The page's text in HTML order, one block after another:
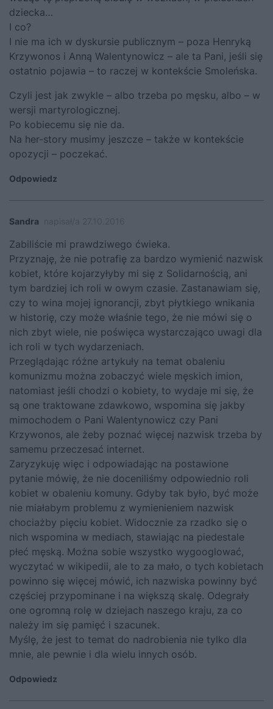
dziecka…
I co?
I nie ma ich w dyskursie publicznym – poza Henryką
Krzywonos i Anną Walentynowicz – ale ta Pani, jeśli się
ostatnio pojawia – to raczej w kontekście Smoleńska.
Czyli jest jak zwykle – albo trzeba po męsku, albo – w
wersji martyrologicznej.
Po kobiecemu się nie da.
Na her-story musimy jeszcze – także w kontekście
opozycji – poczekać.
Odpowiedz
Sandra
Zabiliście mi prawdziwego ćwieka.
Przyznaję, że nie potrafię za bardzo wymienić nazwisk
kobiet, które kojarzyłyby mi się z Solidarnością, ani
tym bardziej ich roli w owym czasie. Zastanawiam się,
czy to wina mojej ignorancji, zbyt płytkiego wnikania
w historię, czy może właśnie tego, że nie mówi się o
nich zbyt wiele, nie poświęca wystarczająco uwagi dla
ich roli w tych wydarzeniach.
Przeglądając różne artykuły na temat obaleniu
komunizmu można zobaczyć wiele męskich imion,
natomiast jeśli chodzi o kobiety, to wydaje mi się, że
są one traktowane zdawkowo, wspomina się jakby
mimochodem o Pani Walentynowicz czy Pani
Krzywonos, ale żeby poznać więcej nazwisk trzeba by
samemu przeczesać internet.
Zaryzykuję więc i odpowiadając na postawione
pytanie mówię, że nie doceniliśmy odpowiednio roli
kobiet w obaleniu komuny. Gdyby tak było, być może
nie miałabym problemu z wymienieniem nazwisk
chociażby pięciu kobiet. Widocznie za rzadko się o
nich wspomina w mediach, stawiając na piedestale
płeć męską. Można sobie wszystko wygooglować,
wyczytać w wikipedii, ale to za mało, o tych kobietach
powinno się więcej mówić, ich nazwiska powinny być
częściej przypominane i na większą skalę. Odegrały
one ogromną rolę w dziejach naszego kraju, za co
należy im się pamięć i szacunek.
Myślę, że jest to temat do nadrobienia nie tylko dla
mnie, ale pewnie i dla wielu innych osób.
Odpowiedz